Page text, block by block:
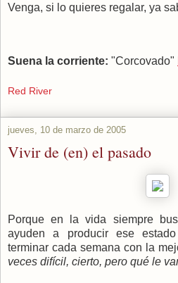
Venga, si lo quieres regalar, ya
Suena la corriente: "Corcovado"
Red River
jueves, 10 de marzo de 2005
Vivir de (en) el pasado
Porque en la vida siempre
ayuden a producir ese
terminar cada semana con la
veces difícil, cierto, pero qué le